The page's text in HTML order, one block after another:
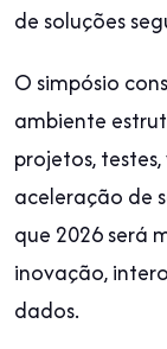
de soluções
O simpósio
ambiente
projetos,
aceleração de
que 2026 será
inovação,
dados.